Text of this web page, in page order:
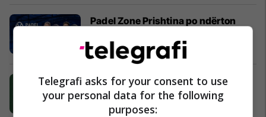
Padel Zone Prishtina po ndërton
Padel Zone Prishtina
Peyman: Kur natyra bëhet mbreti i
kënaqësisë
Peyman Kosova
Telegrafi asks for your consent to use
your personal data for the following
purposes: